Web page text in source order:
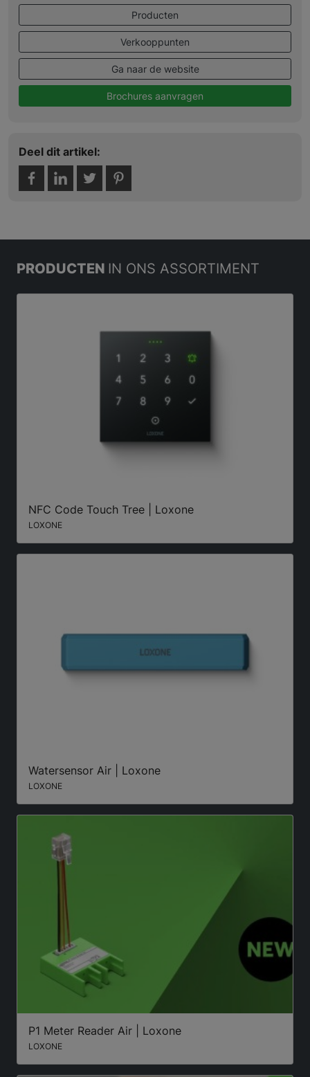
Producten
Verkooppunten
Ga naar de website
Brochures aanvragen
Deel dit artikel:
PRODUCTEN IN ONS ASSORTIMENT
NFC Code Touch Tree | Loxone
LOXONE
Watersensor Air | Loxone
LOXONE
P1 Meter Reader Air | Loxone
LOXONE